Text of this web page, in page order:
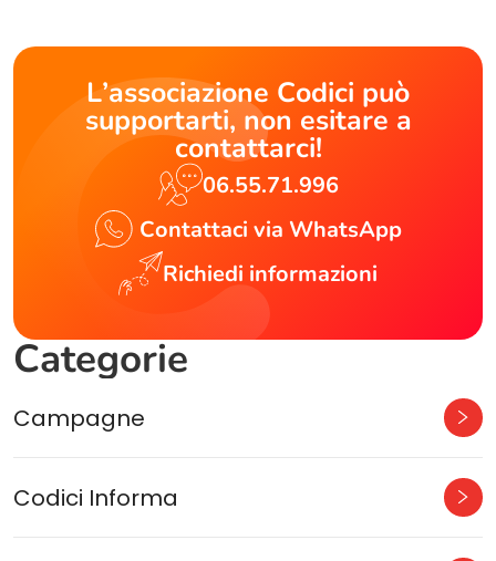
L’associazione Codici può
supportarti, non esitare a
contattarci!
06.55.71.996
Contattaci via WhatsApp
Richiedi informazioni
Categorie
Campagne
Codici Informa